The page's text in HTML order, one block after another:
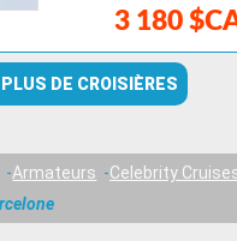
3 180
DE CROISIÈRES
Armateurs
Celebrity